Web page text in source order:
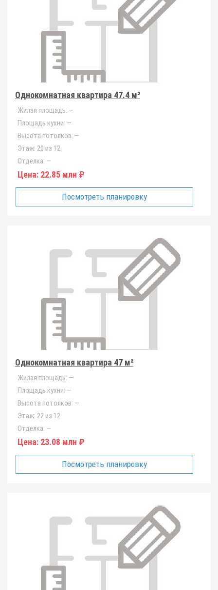
Однокомнатная квартира 47.4 м²
Жилая площадь: —
Площадь кухни: —
Высота потолков: —
Этаж: 20 из 12
Отделка: —
Цена: 22.85 млн ₽
Посмотреть планировку
Однокомнатная квартира 47 м²
Жилая площадь: —
Площадь кухни: —
Высота потолков: —
Этаж: 22 из 12
Отделка: —
Цена: 23.08 млн ₽
Посмотреть планировку